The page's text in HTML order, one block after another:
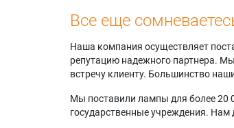
Все еще
Наша компания осуществляет
репутацию надежного партнера.
встречу клиенту. Большинство
Мы поставили лампы для более 20
государственные учреждения. Нам